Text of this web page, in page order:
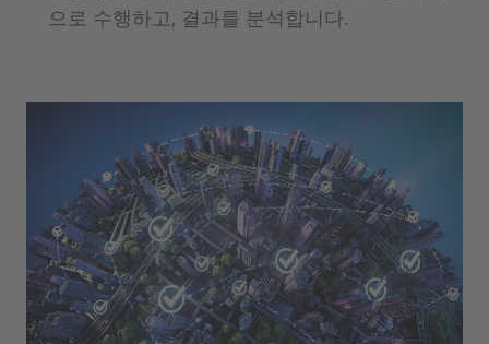
으로 수행하고, 결과를 분석합니다.